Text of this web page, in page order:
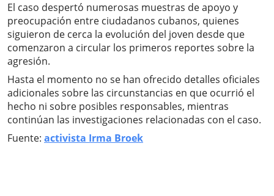
El caso despertó numerosas muestras de apoyo y
preocupación entre ciudadanos cubanos, quienes
siguieron de cerca la evolución del joven desde que
comenzaron a circular los primeros reportes sobre la
agresión.
Hasta el momento no se han ofrecido detalles oficiales
adicionales sobre las circunstancias en que ocurrió el
hecho ni sobre posibles responsables, mientras
continúan las investigaciones relacionadas con el caso.
Fuente: activista Irma Broek